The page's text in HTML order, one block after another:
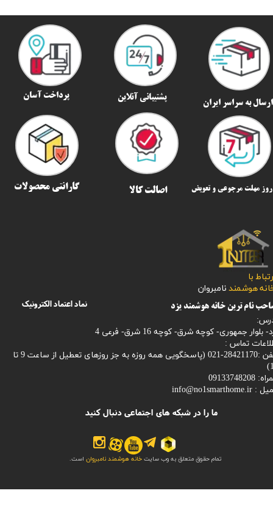
تمام حقوق متعلق به وب سایت خانه هوشمند نامبروان است.
با
هوشمند نامبروان
بلوار جمهوری- کوچه شرق- کوچه 16 شرق- فرعی 4
تماس :
021 (
پاسخگویی همه روزه به جز روزهای تعطیل از ساعت 9 تا
09133748208
:
info@no1smarthome.ir
ما را در شبکه های اجتماعی دنبال کنید
نماد اعتماد الکترونیک
ارسال به سراسر ایران​​​​​​​
پشتیبانی آنلاین پرداخت آسان
اصالت کالا گارانتی محصولات
نام ترین خانه هوشمند یزد